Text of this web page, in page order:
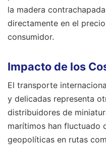
la madera
directamente en el
consumidor.
Impacto de los
El transporte
y delicadas representa
distribuidores de
marítimos han fluctuado
geopolíticas en rutas